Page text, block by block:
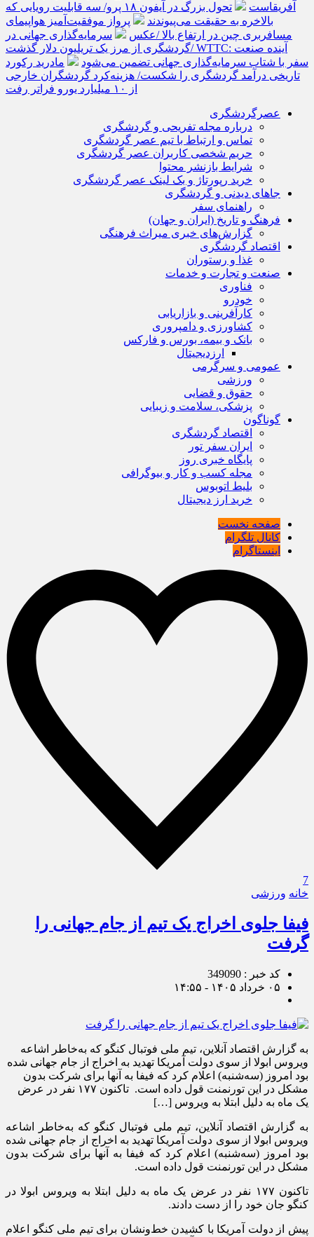
آفریقاست
تحول بزرگ در آیفون ۱۸ پرو/ سه قابلیت رویایی که
بالاخره به حقیقت می‌پیوندند
پرواز موفقیت‌آمیز هواپیمای
مسافربری چین در ارتفاع بالا /عکس
سرمایه‌گذاری جهانی در
گردشگری از مرز یک تریلیون دلار گذشت/ WTTC: آینده صنعت
سفر با شتاب سرمایه‌گذاری جهانی تضمین می‌شود
مادرید رکورد
تاریخی درآمد گردشگری را شکست/ هزینه‌کرد گردشگران خارجی
از ۱۰ میلیارد یورو فراتر رفت
عصرگردشگری
درباره مجله تفریحی و گردشگری
تماس و ارتباط با تیم عصر گردشگری
حریم شخصی کاربران عصر گردشگری
شرایط بازنشر محتوا
خرید رپورتاژ و بک لینک عصر گردشگری
جاهای دیدنی و گردشگری
راهنمای سفر
فرهنگ و تاریخ (ایران و جهان)
گزارش‌های خبری میراث فرهنگی
اقتصاد گردشگری
غذا و رستوران
صنعت و تجارت و خدمات
فناوری
خودرو
کارآفرینی و بازاریابی
کشاورزی و دامپروری
بانک و بیمه، بورس و فارکس
ارزدیجیتال
عمومی و سرگرمی
ورزشی
حقوق و قضایی
پزشکی، سلامت و زیبایی
گوناگون
اقتصاد گردشگری
ایران سفر تور
پایگاه خبری روز
مجله کسب و کار و بیوگرافی
بلیط اتوبوس
خرید ارز دیجیتال
صفحه نخست
کانال تلگرام
اینستاگرام
7
خانه ورزشی
فیفا جلوی اخراج یک تیم از جام جهانی را
گرفت
کد خبر : 349090
۰۵ خرداد ۱۴۰۵ - ۱۴:۵۵
به گزارش اقتصاد آنلاین، تیم ملی فوتبال کنگو که به‌خاطر اشاعه
ویروس ابولا از سوی دولت آمریکا تهدید به اخراج از جام جهانی شده
بود امروز (سه‌شنبه) اعلام کرد که فیفا به آنها برای شرکت بدون
مشکل در این تورنمنت قول داده است. تاکنون ١٧٧ نفر در عرض
یک ماه به دلیل ابتلا به ویروس […]
به گزارش اقتصاد آنلاین، تیم ملی فوتبال کنگو که به‌خاطر اشاعه
ویروس ابولا از سوی دولت آمریکا تهدید به اخراج از جام جهانی شده
بود امروز (سه‌شنبه) اعلام کرد که فیفا به آنها برای شرکت بدون
مشکل در این تورنمنت قول داده است.
تاکنون ١٧٧ نفر در عرض یک ماه به دلیل ابتلا به ویروس ابولا در
کنگو جان خود را از دست دادند.
پیش از دولت آمریکا با کشیدن خط‌ونشان برای تیم ملی کنگو اعلام